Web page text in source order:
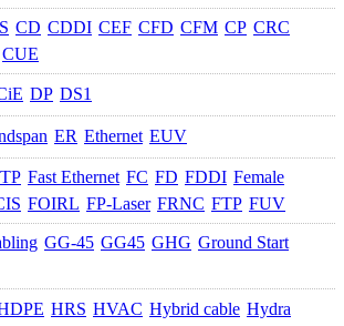
CD CDDI CEF CFD CFM CP CRC
CUE
DP DS1
ER Ethernet EUV
Fast Ethernet FC FD FDDI Female
FOIRL FP-Laser FRNC FTP FUV
GG-45 GG45 GHG Ground Start
HRS HVAC Hybrid cable Hydra